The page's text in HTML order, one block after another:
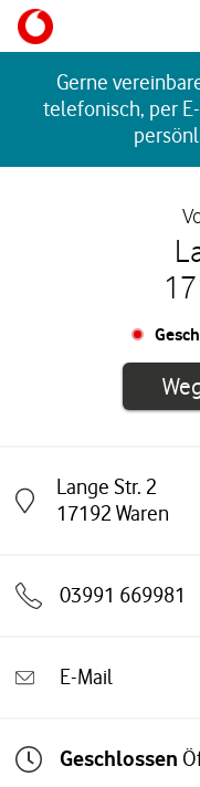
Skip to content
Gerne
telefonisch, per
Lange Str. 2
17192 Waren
Link öffnet in einem
03991 669981
E-Mail
Geschlossen